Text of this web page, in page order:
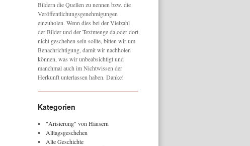
Bildern die Quellen zu nennen bzw. die
Veröffentlichungsgenehmigungen
einzuholen. Wenn dies bei der Vielzahl
der Bilder und der Textmenge da oder dort
nicht geschehen sein sollte, bitten wir um
Benachrichtigung, damit wir nachholen
können, was wir unbeabsichtigt und
manchmal auch im Nichtwissen der
Herkunft unterlassen haben. Danke!
Kategorien
"Arisierung" von Häusern
Alltagsgeschehen
Alte Geschichte